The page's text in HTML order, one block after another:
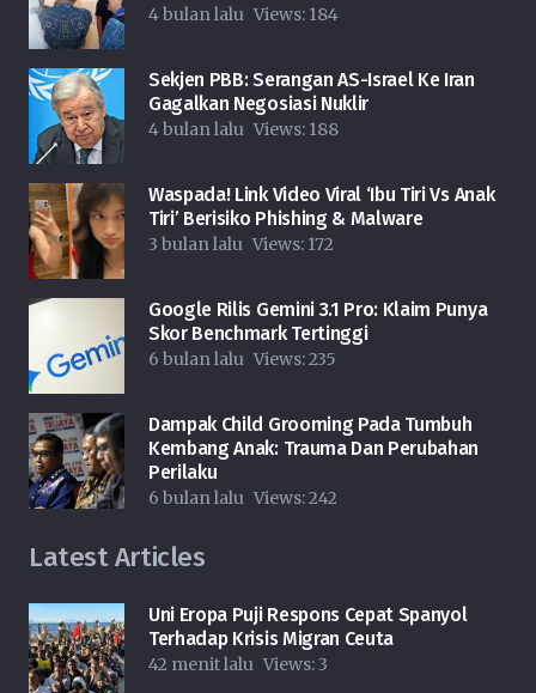
4 bulan lalu Views: 184
Sekjen PBB: Serangan AS-Israel Ke Iran
Gagalkan Negosiasi Nuklir
4 bulan lalu Views: 188
Waspada! Link Video Viral ‘Ibu Tiri Vs Anak
Tiri’ Berisiko Phishing & Malware
3 bulan lalu Views: 172
Google Rilis Gemini 3.1 Pro: Klaim Punya
Skor Benchmark Tertinggi
6 bulan lalu Views:235
Dampak Child Grooming Pada Tumbuh
Kembang Anak: Trauma Dan Perubahan
Perilaku
6 bulan lalu Views:242
Latest Articles
Uni Eropa Puji Respons Cepat Spanyol
Terhadap Krisis Migran Ceuta
42 menit lalu Views: 3